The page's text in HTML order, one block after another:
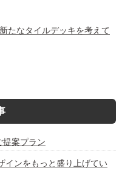
たなタイルデッキを考えて
提案プラン
インをもっと盛り上げてい